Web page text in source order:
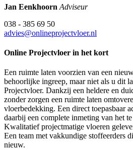
Jan Eenkhoorn Adviseur
038 - 385 69 50
advies@onlineprojectvloer.nl
Online Projectvloer in het kort
Een ruimte laten voorzien van een
behoorlijke ingreep, maar niet als u dit
Projectvloer. Dankzij een heldere en
zonder zorgen een ruimte laten
vloerbedekking. Een direct toepasbaar
daarbij een complete inmeting van het
Kwalitatief projectmatige vloeren
Een team met vakkundige stoffeerders
nieuw.